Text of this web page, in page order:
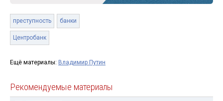
преступность банки
Центробанк
Ещё материалы: Владимир Путин
Рекомендуемые материалы